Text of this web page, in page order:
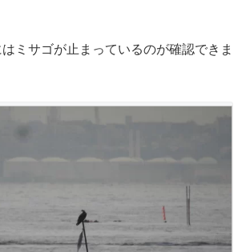
ミサゴが止まっているのが確認できま